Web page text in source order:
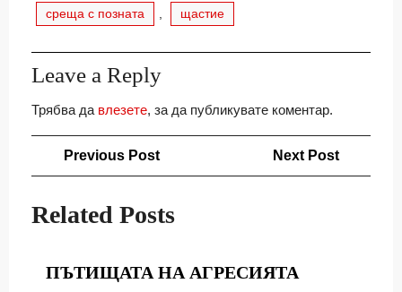
среща с позната щастие
Leave a Reply
Трябва да влезете, за да публикувате коментар.
Навигация
Previous PostPrevious
Next Post
Related Posts
ПЪТИЩАТА НА АГРЕСИЯТА